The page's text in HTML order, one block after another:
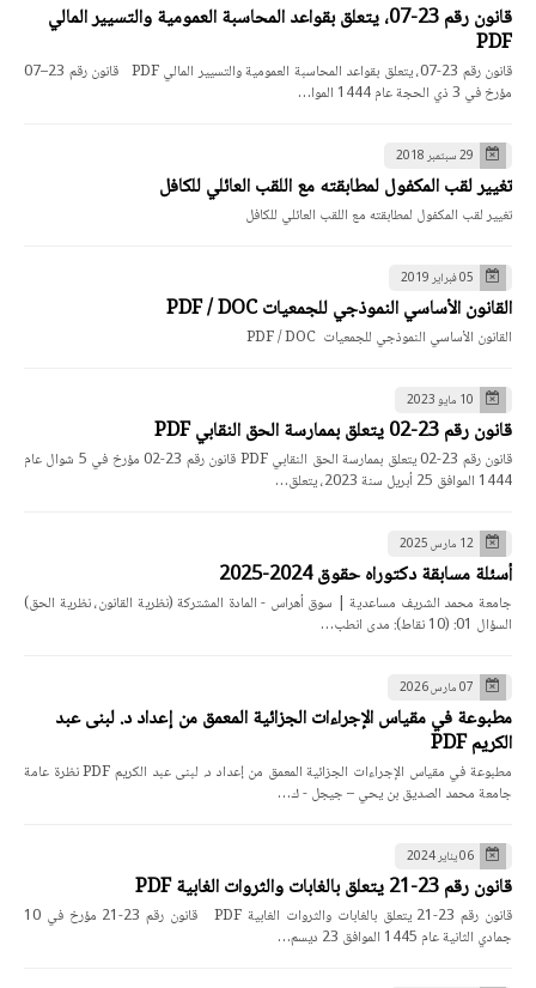
قانون رقم 23-07، يتعلق بقواعد المحاسبة العمومية والتسيير المالي
PDF
قانون رقم 23-07، يتعلق بقواعد المحاسبة العمومية والتسيير المالي PDF قانون رقم 23–07
مؤرخ في 3 ذي الحجة عام 1444 الموا…
29 سبتمبر 2018
تغيير لقب المكفول لمطابقته مع اللقب العائلي للكافل
تغيير لقب المكفول لمطابقته مع اللقب العائلي للكافل
05 فبراير 2019
القانون الأساسي النموذجي للجمعيات PDF / DOC
القانون الأساسي النموذجي للجمعيات PDF / DOC
10 مايو 2023
قانون رقم 23-02 يتعلق بممارسة الحق النقابي PDF
قانون رقم 23-02 يتعلق بممارسة الحق النقابي PDF قانون رقم 23-02 مؤرخ في 5 شوال عام
1444 الموافق 25 أبريل سنة 2023، يتعلق…
12 مارس 2025
أسئلة مسابقة دكتوراه حقوق 2024-2025
جامعة محمد الشريف مساعدية | سوق أهراس - المادة المشتركة (نظرية القانون، نظرية الحق)
السؤال 01: (10 نقاط): مدى انطب…
07 مارس 2026
مطبوعة في مقياس الإجراءات الجزائية المعمق من إعداد د. لبنى عبد
الكريم PDF
مطبوعة في مقياس الإجراءات الجزائية المعمق من إعداد د. لبنى عبد الكريم PDF نظرة عامة
جامعة محمد الصديق بن يحي – جيجل - ك…
06 يناير 2024
قانون رقم 23-21 يتعلق بالغابات والثروات الغابية PDF
قانون رقم 23-21 يتعلق بالغابات والثروات الغابية PDF قانون رقم 23-21 مؤرخ في 10
جمادي الثانية عام 1445 الموافق 23 ديسم…